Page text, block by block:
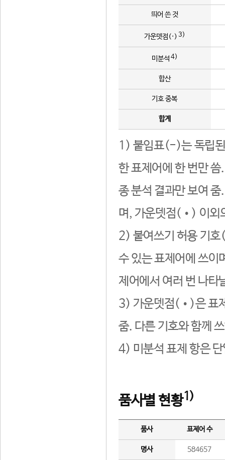
띄어 쓴 것
가운뎃점(·) 3)
미분석 4)
합산
기호 중복
합계
1) 붙임표(-)는 독립된
한 표제어에 한 번만
종 분석 결과만 보여
며, 가운뎃점(•) 이외
2) 붙여쓰기 허용 기호
수 있는 표제어에 쓰이
제어에서 여러 번 나타
3) 가운뎃점(•)은 표
줌. 다른 기호와 함께
4) 미분석 표제 항은
품사별 현황1)
품사 표제어 수
명사 584657